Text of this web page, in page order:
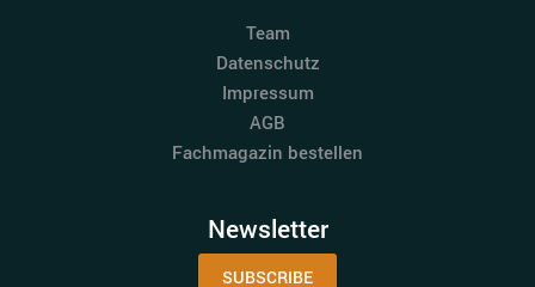
Team
Datenschutz
Impressum
AGB
Fachmagazin bestellen
Newsletter
SUBSCRIBE